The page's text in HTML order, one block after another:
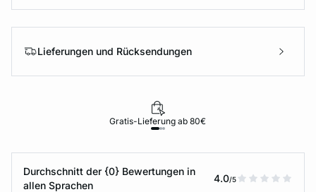
Lieferungen und Rücksendungen
Gratis-Lieferung ab 80€
Durchschnitt der {0} Bewertungen in
allen Sprachen
4.0/5